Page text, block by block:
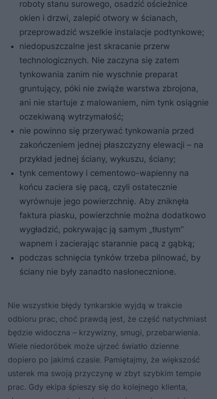
roboty stanu surowego, osadzić ościeżnice
okien i drzwi, zalepić otwory w ścianach,
przeprowadzić wszelkie instalacje podtynkowe;
niedopuszczalne jest skracanie przerw
technologicznych. Nie zaczyna się zatem
tynkowania zanim nie wyschnie preparat
gruntujący, póki nie zwiąże warstwa zbrojona,
ani nie startuje z malowaniem, nim tynk osiągnie
oczekiwaną wytrzymałość;
nie powinno się przerywać tynkowania przed
zakończeniem jednej płaszczyzny elewacji – na
przykład jednej ściany, wykuszu, ściany;
tynk cementowy i cementowo-wapienny na
końcu zaciera się pacą, czyli ostatecznie
wyrównuje jego powierzchnię. Aby zniknęła
faktura piasku, powierzchnie można dodatkowo
wygładzić, pokrywając ją samym „tłustym”
wapnem i zacierając starannie pacą z gąbką;
podczas schnięcia tynków trzeba pilnować, by
ściany nie były zanadto nasłonecznione.
Nie wszystkie błędy tynkarskie wyjdą w trakcie
odbioru prac, choć prawdą jest, że część natychmiast
będzie widoczna – krzywizny, smugi, przebarwienia.
Wiele niedoróbek może ujrzeć światło dzienne
dopiero po jakimś czasie. Pamiętajmy, że większość
usterek ma swoją przyczynę w zbyt szybkim tempie
prac. Gdy ekipa śpieszy się do kolejnego klienta,